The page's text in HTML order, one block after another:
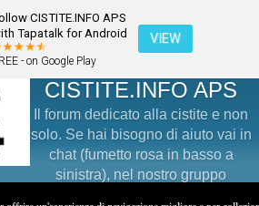
CISTITE.INFO APS
Tapatalk for Android
- on Google Play
VIEW
CISTITE.INFO APS
Il forum dedicato alla cistite e non
solo. Se hai bisogno di aiuto vai in
chat (fumetto rosa in basso a
sinistra), nel nostro gruppo